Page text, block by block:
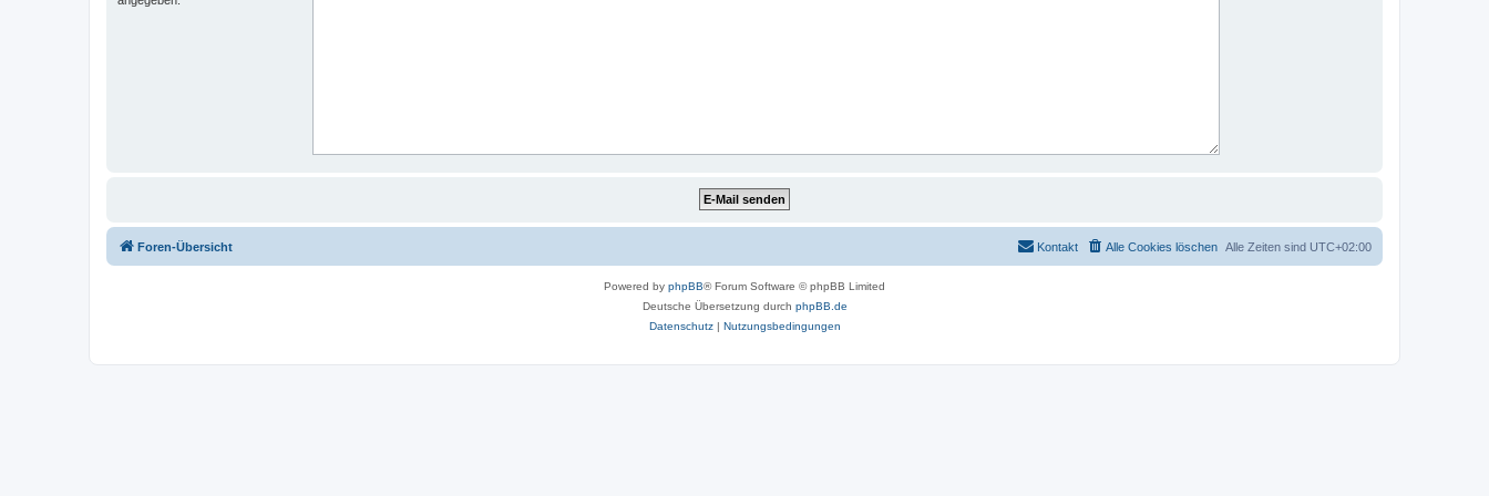
Foren-Übersicht Alle Zeiten sind UTC+02:00
Alle Cookies löschen
Kontakt
Powered by phpBB® Forum Software © phpBB Limited
Deutsche Übersetzung durch phpBB.de
Datenschutz| Nutzungsbedingungen